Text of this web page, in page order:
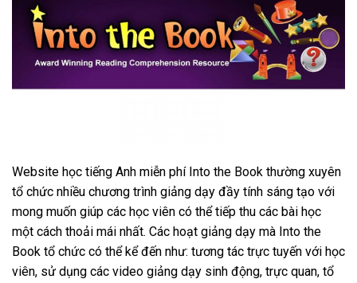
Website học tiếng Anh miễn phí Into the Book thường xuyên
tổ chức nhiều chương trình giảng dạy đầy tính sáng tạo với
mong muốn giúp các học viên có thể tiếp thu các bài học
một cách thoải mái nhất. Các hoạt giảng dạy mà Into the
Book tổ chức có thể kể đến như: tương tác trực tuyến với học
viên, sử dụng các video giảng dạy sinh động, trực quan, tổ